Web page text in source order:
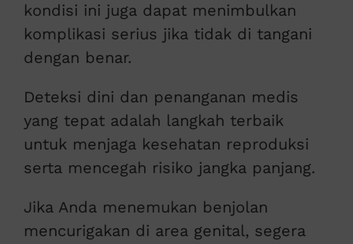
kondisi ini juga dapat menimbulkan
komplikasi serius jika tidak di tangani
dengan benar.
Deteksi dini dan penanganan medis
yang tepat adalah langkah terbaik
untuk menjaga kesehatan reproduksi
serta mencegah risiko jangka panjang.
Jika Anda menemukan benjolan
mencurigakan di area genital, segera